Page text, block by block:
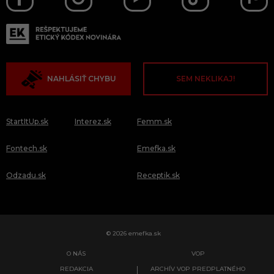
NAHLÁSIŤ CHYBU SEM NEKLIKAJ!
StartItUp.sk
Fontech.sk
Odzadu.sk
Interez.sk Femm.sk
Emefka.sk
Receptik.sk
© 2026 emefka.sk
O NÁS
REDAKCIA
VOP
ARCHÍV VOP PREDPLATNÉHO